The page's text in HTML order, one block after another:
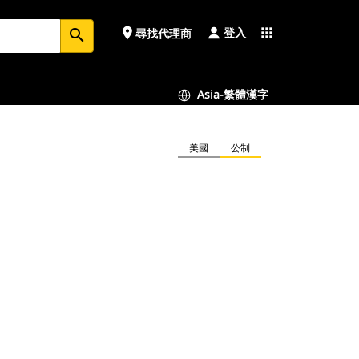
search place 尋找代理商 登入 apps
Asia-繁體漢字
美國 公制